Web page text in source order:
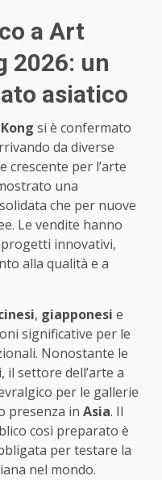
a Art
2026: un
asiatico
si è confermato
da diverse
crescente per l’arte
una
che per nuove
Le vendite hanno
innovativi,
alla qualità e a
, giapponesi e
significative per le
Nonostante le
il settore dell’arte a
per le gallerie
presenza in Asia. Il
così preparato è
per testare la
nel mondo.